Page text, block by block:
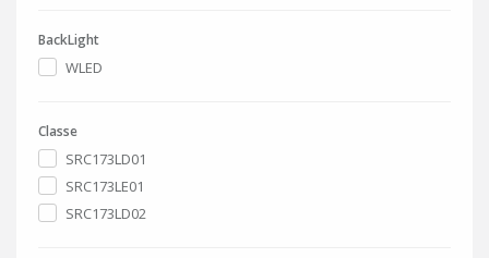
BackLight
WLED
Classe
SRC173LD01
SRC173LE01
SRC173LD02